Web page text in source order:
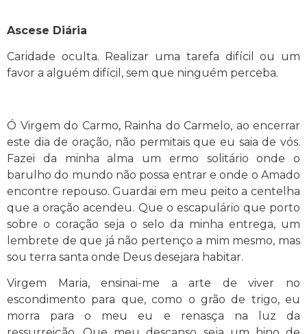
Ascese Diária
Caridade oculta. Realizar uma tarefa difícil ou um
favor a alguém difícil, sem que ninguém perceba.
Ó Virgem do Carmo, Rainha do Carmelo, ao encerrar
este dia de oração, não permitais que eu saia de vós.
Fazei da minha alma um ermo solitário onde o
barulho do mundo não possa entrar e onde o Amado
encontre repouso. Guardai em meu peito a centelha
que a oração acendeu. Que o escapulário que porto
sobre o coração seja o selo da minha entrega, um
lembrete de que já não pertenço a mim mesmo, mas
sou terra santa onde Deus desejara habitar.
Virgem Maria, ensinai-me a arte de viver no
escondimento para que, como o grão de trigo, eu
morra para o meu eu e renasça na luz da